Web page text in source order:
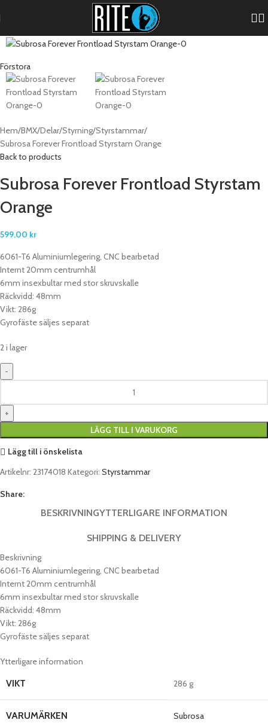
Förstora
Hem BMX Delar Styrning Styrstammar
Subrosa Forever Frontload Styrstam Orange
Back to products
Subrosa Forever Frontload Styrstam
Orange
599.00 kr
6061-T6 Aluminiumlegering, CNC bearbetad
Internt 20mm centrumhål
6mm insexbultar med stor skruvskalle
Räckvidd: 48mm
Vikt: 286g
Gyrofäste säljes separat
2 i lager
LÄGG TILL I VARUKORG
Lägg till i önskelista
Artikelnr: 23174018 Kategori: Styrstammar
Share:
BESKRIVNINGYTTERLIGARE INFORMATION
SHIPPING & DELIVERY
Beskrivning
6061-T6 Aluminiumlegering, CNC bearbetad
Internt 20mm centrumhål
6mm insexbultar med stor skruvskalle
Räckvidd: 48mm
Vikt: 286g
Gyrofäste säljes separat
Ytterligare information
VIKT 286 g
VARUMÄRKEN Subrosa